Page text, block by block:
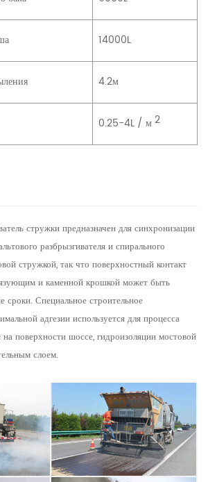
14000L
4.2м
0.25-4L / м2
стружки предназначен для синхронизации
разбрызгивателя и спирального
стружкой, так что поверхностный контакт
и каменной крошкой может быть
сроки. Специальное строительное
адгезии используется для процесса
на поверхности шоссе, гидроизоляции мостовой
слоем.